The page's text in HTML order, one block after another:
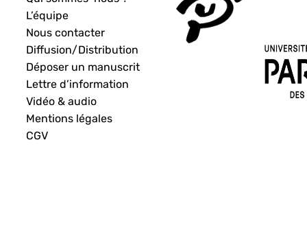
L’équipe
Nous contacter
Diffusion/Distribution
Déposer un manuscrit
Lettre d’information
Vidéo & audio
Mentions légales
CGV